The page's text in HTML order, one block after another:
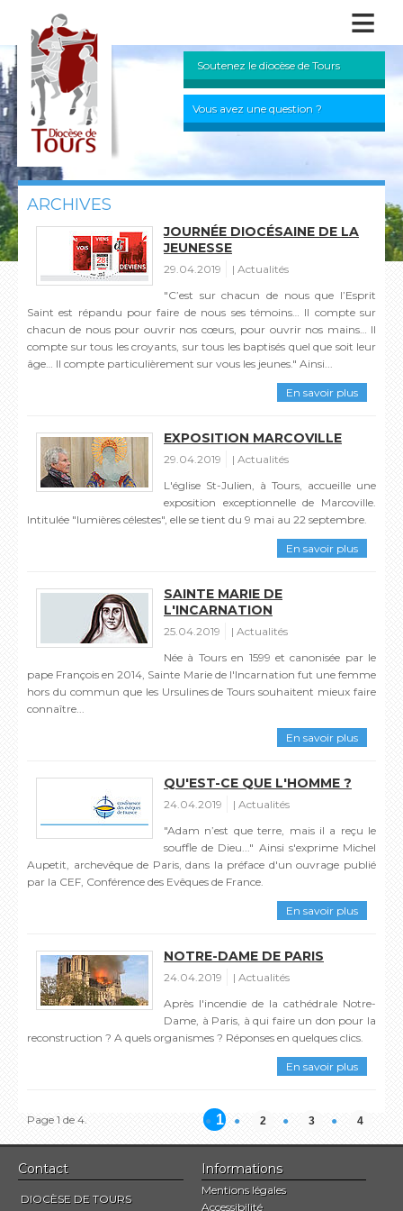
≡
Soutenez le diocèse de Tours
Vous avez une question ?
ARCHIVES
JOURNÉE DIOCÉSAINE DE LA
JEUNESSE
29.04.2019
Actualités
"C’est sur chacun de nous que l’Esprit
Saint est répandu pour faire de nous ses témoins… Il compte sur
chacun de nous pour ouvrir nos cœurs, pour ouvrir nos mains… Il
compte sur tous les croyants, sur tous les baptisés quel que soit leur
âge… Il compte particulièrement sur vous les jeunes." Ainsi...
En savoir plus
EXPOSITION MARCOVILLE
29.04.2019
Actualités
L'église St-Julien, à Tours, accueille une
exposition exceptionnelle de Marcoville.
Intitulée "lumières célestes", elle se tient du 9 mai au 22 septembre.
En savoir plus
SAINTE MARIE DE
L'INCARNATION
25.04.2019
Actualités
Née à Tours en 1599 et canonisée par le
pape François en 2014, Sainte Marie de l'Incarnation fut une femme
hors du commun que les Ursulines de Tours souhaitent mieux faire
connaître...
En savoir plus
QU'EST-CE QUE L'HOMME ?
24.04.2019
Actualités
"Adam n’est que terre, mais il a reçu le
souffle de Dieu..." Ainsi s'exprime Michel
Aupetit, archevêque de Paris, dans la préface d'un ouvrage publié
par la CEF, Conférence des Evêques de France.
En savoir plus
NOTRE-DAME DE PARIS
24.04.2019
Actualités
Après l'incendie de la cathédrale Notre-
Dame, à Paris, à qui faire un don pour la
reconstruction ? A quels organismes ? Réponses en quelques clics.
En savoir plus
Page 1 de 4. 1 2 3 4
Contact
DIOCÈSE DE TOURS
Informations
Mentions légales
Accessibilité